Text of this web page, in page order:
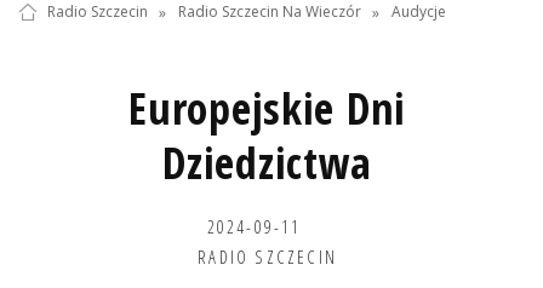
Radio Szczecin » Radio Szczecin Na Wieczór » Audycje
Europejskie Dni
Dziedzictwa
2024-09-11
RADIO SZCZECIN